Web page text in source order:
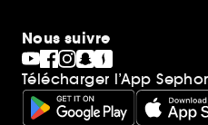
Nous suivre
Télécharger l’App